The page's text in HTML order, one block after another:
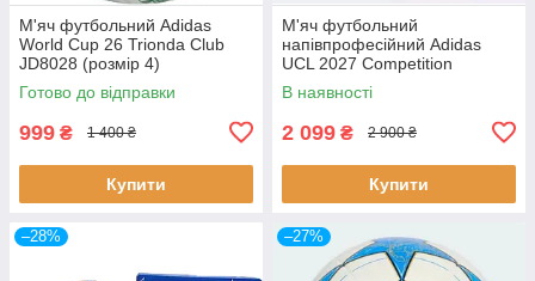
М'яч футбольний Adidas
World Cup 26 Trionda Club
JD8028 (розмір 4)
Готово до відправки
999 ₴ 1 400 ₴
Купити
М'яч футбольний
напівпрофесійний Adidas
UCL 2027 Competition
KE9766 (розмір 4)
В наявності
2 099 ₴ 2 900 ₴
Купити
–28% –27%